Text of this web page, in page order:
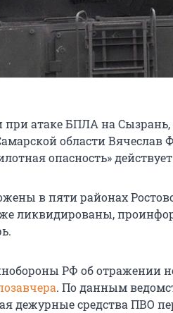
при атаке БПЛА на Сызрань,
области Вячеслав
опасность» действует
в пяти районах
ликвидированы,
РФ об отражении
. По данным
дежурные средства ПВО